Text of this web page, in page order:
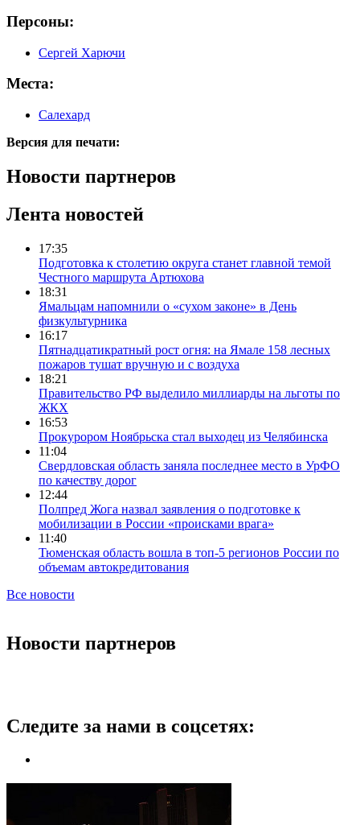
Персоны:
Сергей Харючи
Места:
Салехард
Версия для печати:
Новости партнеров
Лента новостей
17:35
Подготовка к столетию округа станет главной темой
Честного маршрута Артюхова
18:31
Ямальцам напомнили о «сухом законе» в День
физкультурника
16:17
Пятнадцатикратный рост огня: на Ямале 158 лесных
пожаров тушат вручную и с воздуха
18:21
Правительство РФ выделило миллиарды на льготы по
ЖКХ
16:53
Прокурором Ноябрьска стал выходец из Челябинска
11:04
Свердловская область заняла последнее место в УрФО
по качеству дорог
12:44
Полпред Жога назвал заявления о подготовке к
мобилизации в России «происками врага»
11:40
Тюменская область вошла в топ-5 регионов России по
объемам автокредитования
Все новости
Новости партнеров
Следите за нами в соцсетях: